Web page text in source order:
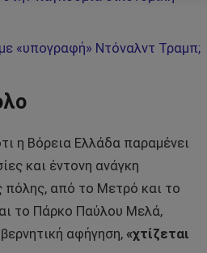
«υπογραφή» Ντόναλντ Τραμπ;
η Βόρεια Ελλάδα παραμένει
και έντονη ανάγκη
από το Μετρό και το
το Πάρκο Παύλου Μελά,
αφήγηση, «χτίζεται